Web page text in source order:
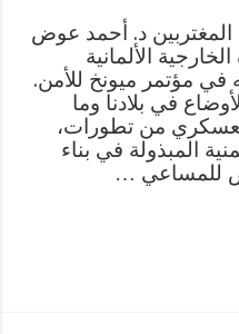
المغتربين د. أحمد عوض
الألمانية
في مؤتمر ميونخ للأمن.
في بلادنا وما
من تطورات،
المبذولة في بناء
للمساعي …